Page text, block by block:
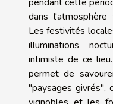
pendant cette
dans
Les festivités
illuminations
intimiste de ce
permet de
"paysages givrés",